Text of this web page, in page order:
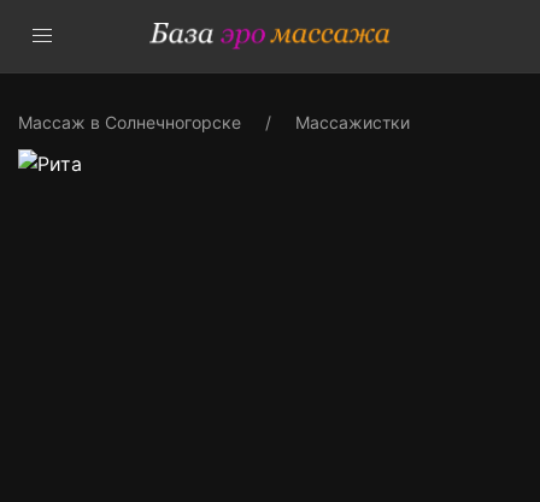
Массаж в Солнечногорске Массажистки